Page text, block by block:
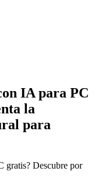
IA para PC
la
para
gratis? Descubre por